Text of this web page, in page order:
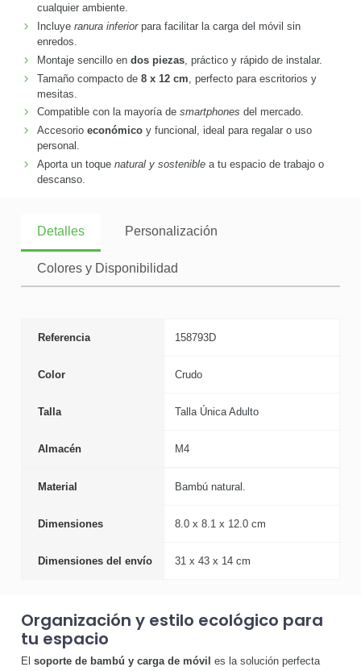
cualquier ambiente.
Incluye ranura inferiorpara facilitar la carga del móvil sin
enredos.
Montaje sencillo en dos piezas, práctico y rápido de instalar.
Tamaño compacto de 8 x 12 cm , perfecto para escritorios y
mesitas.
Compatible con la mayoría de smartphones del mercado.
Accesorio económicoy funcional, ideal para regalar o uso
personal.
Aporta un toque natural y sosteniblea tu espacio de trabajo o
descanso.
Detalles Personalización
Colores y Disponibilidad
Referencia 158793D
Color Crudo
Talla Talla Única Adulto
Almacén M4
Material Bambú natural.
Dimensiones 8.0 x 8.1 x 12.0 cm
Dimensiones del envío 31 x 43 x 14 cm
Organización y estilo ecológico para
tu espacio
El soporte de bambú y carga de móvil es la solución perfecta